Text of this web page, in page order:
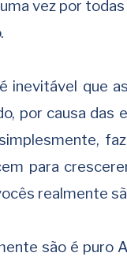
vez por
inevitável que
por causa das
para
realmente
são é puro